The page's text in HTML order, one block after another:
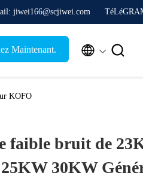
jiwei166@scjiwei.com
Maintenant.  
KOFO
faible bruit de
30KW